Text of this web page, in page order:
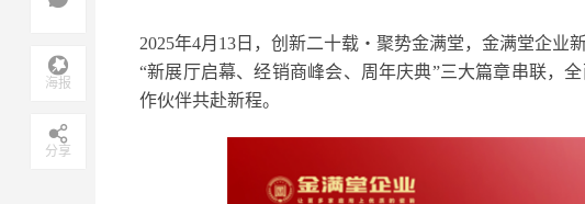
2025年4月13日，创新二十载・聚势金满堂，金满堂企业
“新展厅启幕、经销商峰会、周年庆典”三大篇章串联，
作伙伴共赴新程。
海报
分享